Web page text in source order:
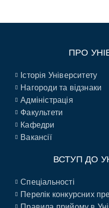
ПРО
Історія Університету
Нагороди та відзнаки
Адміністрація
Факультети
Кафедри
Вакансії
ВСТУП ДО
Спеціальності
Перелік конкурсних